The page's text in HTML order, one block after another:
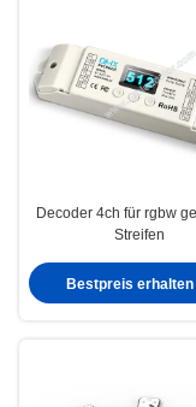
Decoder 4ch für rgbw
Streifen
Bestpreis erhalten